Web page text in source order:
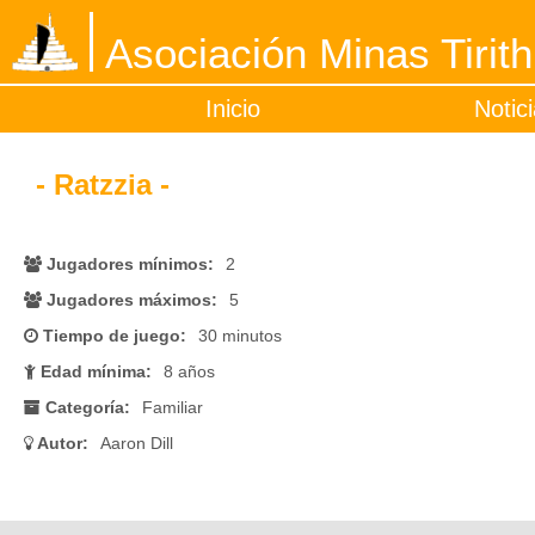
Asociación Minas Tirith
Inicio
- Ratzzia -
Jugadores mínimos:
2
Jugadores máximos:
5
Tiempo de juego:
30 minutos
Edad mínima:
8 años
Categoría:
Familiar
Autor:
Aaron Dill